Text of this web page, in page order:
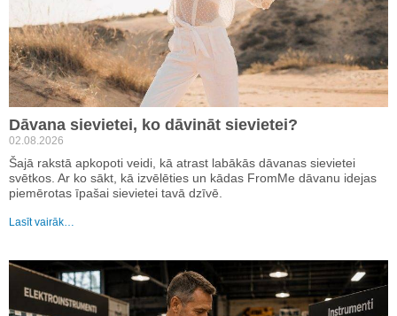
Dāvana sievietei, ko dāvināt sievietei?
02.08.2026
Šajā rakstā apkopoti veidi, kā atrast labākās dāvanas sievietei
svētkos. Ar ko sākt, kā izvēlēties un kādas FromMe dāvanu idejas
piemērotas īpašai sievietei tavā dzīvē.
Lasīt vairāk…